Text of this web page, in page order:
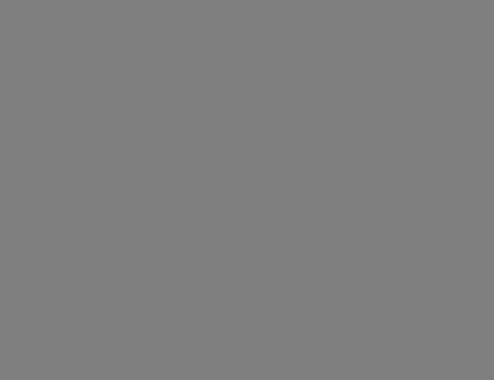
ー】 ■書類選考
一次は対面、二